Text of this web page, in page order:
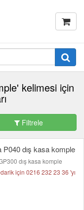
kelimesi için
Filtrele
P040 dış kasa komple
dış kasa komple
için 0216 232 23 36 'yı